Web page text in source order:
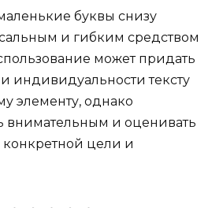
буквы снизу
и гибким средством
может придать
индивидуальности тексту
элементу, однако
внимательным и оценивать
конкретной цели и